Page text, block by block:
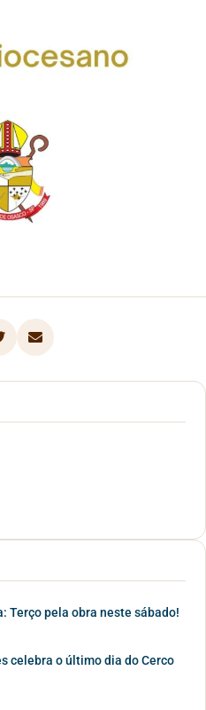
Terço pela obra neste sábado!
celebra o último dia do Cerco